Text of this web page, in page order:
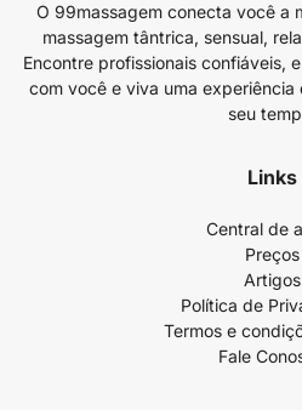
O 99massagem conecta você a
massagem tântrica, sensual,
Encontre profissionais confiáveis,
com você e viva uma
seu
Links
Central de
Preços
Artigos
Política de
Termos e
Fale